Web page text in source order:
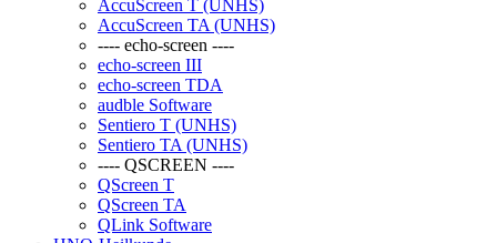
AccuScreen T (UNHS)
AccuScreen TA (UNHS)
---- echo-screen ----
echo-screen III
echo-screen TDA
audble Software
Sentiero T (UNHS)
Sentiero TA (UNHS)
---- QSCREEN ----
QScreen T
QScreen TA
QLink Software